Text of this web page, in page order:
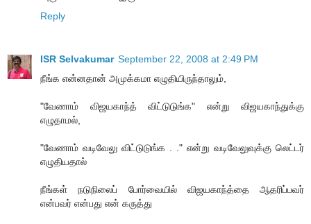
Reply
ISR Selvakumar September 22, 2008 at 2:49 PM
நீங்க என்னதான் அமுக்கமா எழுதியிருந்தாலும்,
"வேணாம் விஜயகாந்த் விட்டுடுங்க" என்று விஜயகாந்துக்கு
எழுதாமல்,
"வேணாம் வடிவேலு விட்டுடுங்க . ." என்று வடிவேலுவுக்கு லெட்டர்
எழுதியதால்
நீங்கள் நடுநிலைப் போர்வையில் விஜயகாந்த்தை ஆதரிப்பவர்
என்பவர் என்பது என் கருத்து